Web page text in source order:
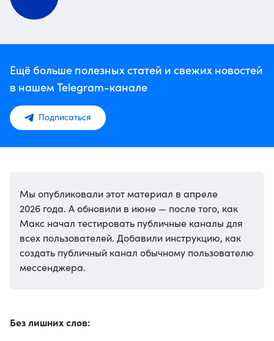
Ещё больше полезных статей и свежих новостей
в нашем Telegram-канале
Подписаться
Мы опубликовали этот материал в апреле
2026 года. А обновили в июне — после того, как
Макс начал тестировать публичные каналы для
всех пользователей. Добавили инструкцию, как
создать публичный канал обычному пользователю
мессенджера.
Без лишних слов: